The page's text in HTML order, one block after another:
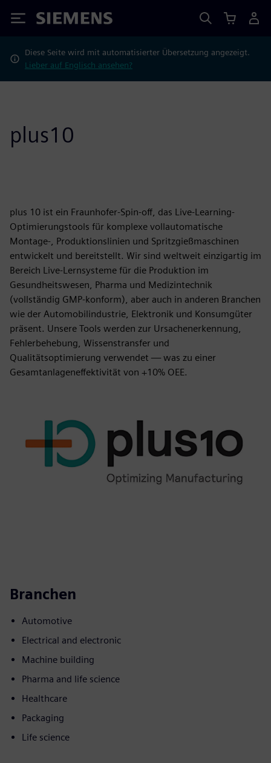
Siemens
Diese Seite wird mit automatisierter Übersetzung angezeigt.
Lieber auf Englisch ansehen?
plus10
plus 10 ist ein Fraunhofer-Spin-off, das Live-Learning-
Optimierungstools für komplexe vollautomatische
Montage-, Produktionslinien und Spritzgießmaschinen
entwickelt und bereitstellt. Wir sind weltweit einzigartig im
Bereich Live-Lernsysteme für die Produktion im
Gesundheitswesen, Pharma und Medizintechnik
(vollständig GMP-konform), aber auch in anderen Branchen
wie der Automobilindustrie, Elektronik und Konsumgüter
präsent. Unsere Tools werden zur Ursachenerkennung,
Fehlerbehebung, Wissenstransfer und
Qualitätsoptimierung verwendet — was zu einer
Gesamtanlageneffektivität von +10% OEE.
Branchen
Automotive
Electrical and electronic
Machine building
Pharma and life science
Healthcare
Packaging
Life science